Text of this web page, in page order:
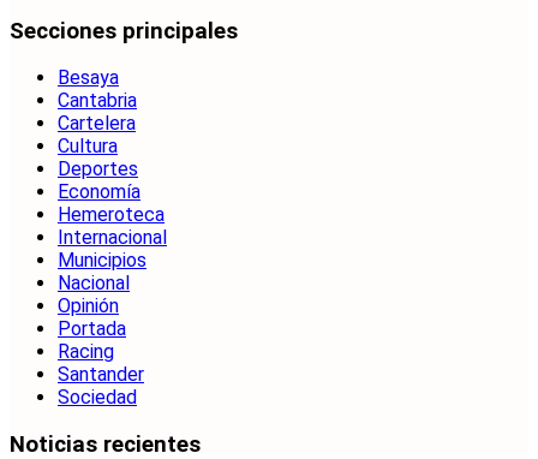
Secciones principales
Besaya
Cantabria
Cartelera
Cultura
Deportes
Economía
Hemeroteca
Internacional
Municipios
Nacional
Opinión
Portada
Racing
Santander
Sociedad
Noticias recientes